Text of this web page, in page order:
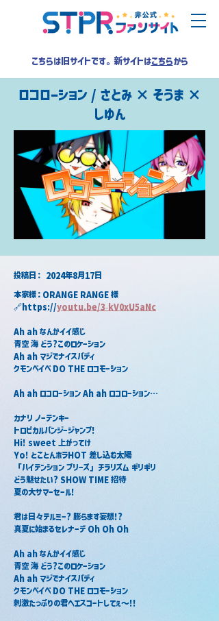
こちらは旧サイトです。新サイトはこちらから
ロコローション / さとみ × そうま ×
しゆん
2024年8月17日
​投稿日：
本家様：ORANGE RANGE 様
🔗https://youtu.be/3-kV0xU5aNc
Ah ah なんかイイ感じ
青空 海 どう?このロケーション
Ah ah マジでナイスバディ
クモンベイベ DO THE ロコモーション
Ah ah ロコローション Ah ah ロコローション…
カナリ ノーテンキー
トロピカルバンジージャンプ!
Hi! sweet 上がってけ
Yo! とことんホラHOT 差し込む太陽
「ハイテンション プリーズ」チラリズム ギリギリ
どう魅せたい? SHOW TIME 招待
夏の大サマーセール!
君は日々テルミー? 膨らます妄想!?
真夏に始まるセレナーデ Oh Oh Oh
Ah ah なんかイイ感じ
青空 海 どう?このロケーション
Ah ah マジでナイスバディ
クモンベイベ DO THE ロコモーション
刺激たっぷりの君へエスコートしてぇ～!!